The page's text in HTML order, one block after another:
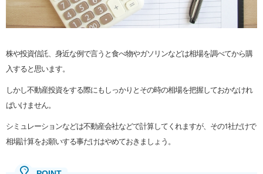
株や投資信託、身近な例で言うと食べ物やガソリンなどは相場を調べてから購
入すると思います。
しかし不動産投資をする際にもしっかりとその時の相場を把握しておかなけれ
ばいけません。
シミュレーションなどは不動産会社などで計算してくれますが、その1社だけで
相場計算をお願いする事だけはやめておきましょう。